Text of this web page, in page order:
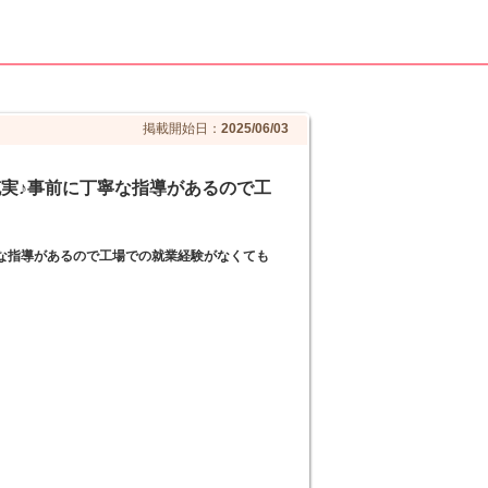
掲載開始日： 2025/06/03
♪事前に丁寧な指導があるので工
導があるので工場での就業経験がなくても